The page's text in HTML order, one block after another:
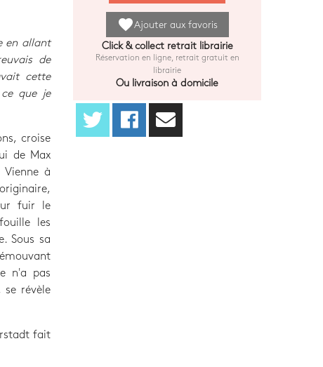
en allant
de
cette
que je
croise
de Max
Vienne à
fuir le
les
Sous sa
n'a pas
révèle
fait
favorite Ajouter aux favoris
Click & collect retrait librairie
Réservation en ligne, retrait gratuit en
librairie
Ou livraison à domicile